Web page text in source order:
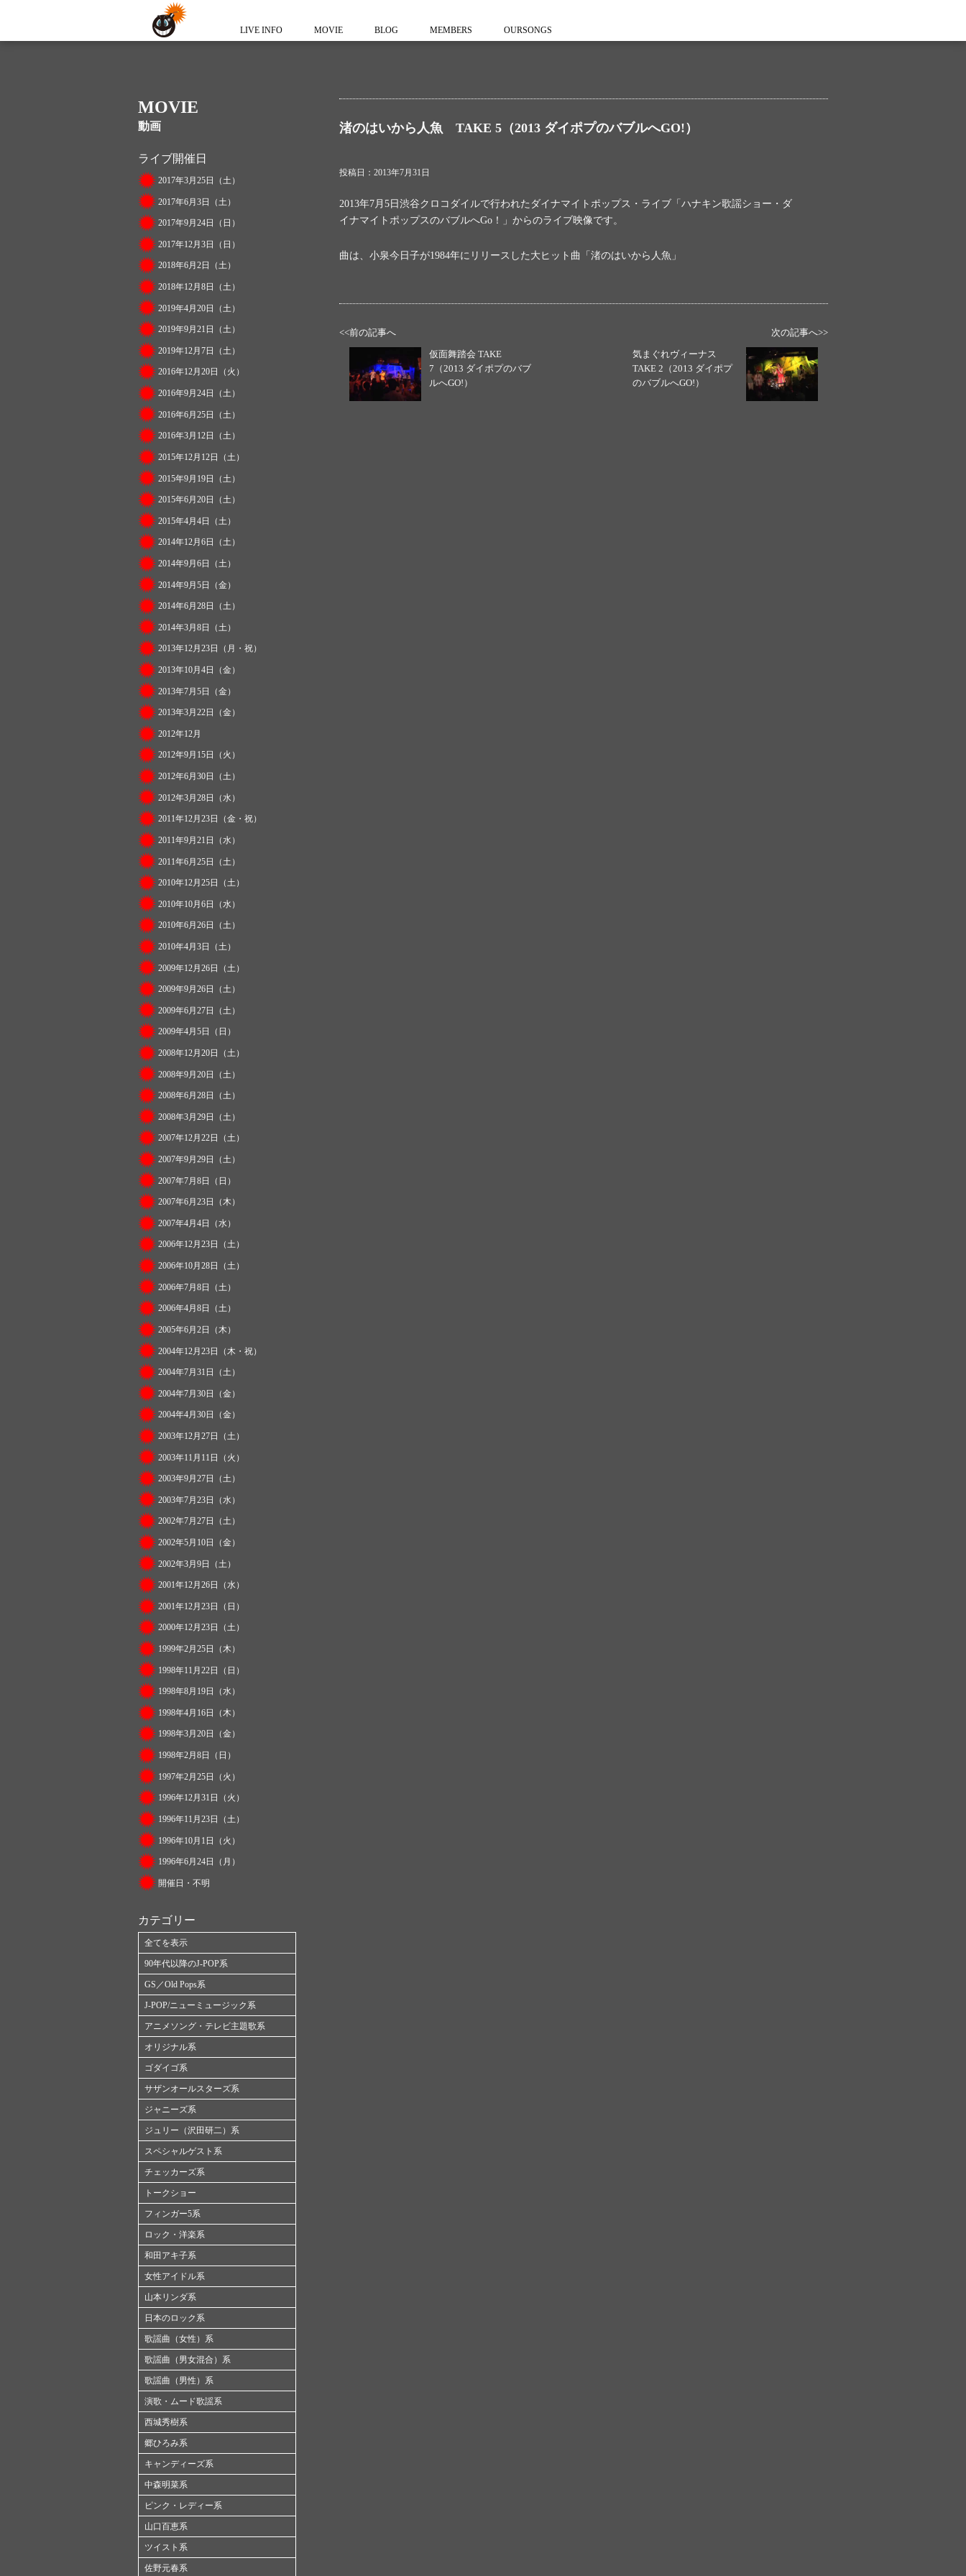
LIVE INFO MOVIE BLOG MEMBERS OURSONGS
MOVIE
動画
ライブ開催日
2017年3月25日（土）
2017年6月3日（土）
2017年9月24日（日）
2017年12月3日（日）
2018年6月2日（土）
2018年12月8日（土）
2019年4月20日（土）
2019年9月21日（土）
2019年12月7日（土）
2016年12月20日（火）
2016年9月24日（土）
2016年6月25日（土）
2016年3月12日（土）
2015年12月12日（土）
2015年9月19日（土）
2015年6月20日（土）
2015年4月4日（土）
2014年12月6日（土）
2014年9月6日（土）
2014年9月5日（金）
2014年6月28日（土）
2014年3月8日（土）
2013年12月23日（月・祝）
2013年10月4日（金）
2013年7月5日（金）
2013年3月22日（金）
2012年12月
2012年9月15日（火）
2012年6月30日（土）
2012年3月28日（水）
2011年12月23日（金・祝）
2011年9月21日（水）
2011年6月25日（土）
2010年12月25日（土）
2010年10月6日（水）
2010年6月26日（土）
2010年4月3日（土）
2009年12月26日（土）
2009年9月26日（土）
2009年6月27日（土）
2009年4月5日（日）
2008年12月20日（土）
2008年9月20日（土）
2008年6月28日（土）
2008年3月29日（土）
2007年12月22日（土）
2007年9月29日（土）
2007年7月8日（日）
2007年6月23日（木）
2007年4月4日（水）
2006年12月23日（土）
2006年10月28日（土）
2006年7月8日（土）
2006年4月8日（土）
2005年6月2日（木）
2004年12月23日（木・祝）
2004年7月31日（土）
2004年7月30日（金）
2004年4月30日（金）
2003年12月27日（土）
2003年11月11日（火）
2003年9月27日（土）
2003年7月23日（水）
2002年7月27日（土）
2002年5月10日（金）
2002年3月9日（土）
2001年12月26日（水）
2001年12月23日（日）
2000年12月23日（土）
1999年2月25日（木）
1998年11月22日（日）
1998年8月19日（水）
1998年4月16日（木）
1998年3月20日（金）
1998年2月8日（日）
1997年2月25日（火）
1996年12月31日（火）
1996年11月23日（土）
1996年10月1日（火）
1996年6月24日（月）
開催日・不明
カテゴリー
全てを表示
90年代以降のJ-POP系
GS／Old Pops系
J-POP/ニューミュージック系
アニメソング・テレビ主題歌系
オリジナル系
ゴダイゴ系
サザンオールスターズ系
ジャニーズ系
ジュリー（沢田研二）系
スペシャルゲスト系
チェッカーズ系
トークショー
フィンガー5系
ロック・洋楽系
和田アキ子系
女性アイドル系
山本リンダ系
日本のロック系
歌謡曲（女性）系
歌謡曲（男女混合）系
歌謡曲（男性）系
演歌・ムード歌謡系
西城秀樹系
郷ひろみ系
キャンディーズ系
中森明菜系
ピンク・レディー系
山口百恵系
ツイスト系
佐野元春系
渚のはいから人魚 TAKE 5（2013 ダイポプのバブルへGO!）
投稿日：2013年7月31日
2013年7月5日渋谷クロコダイルで行われたダイナマイトポップス・ライブ「ハナキン歌謡ショー・ダ
イナマイトポップスのバブルへGo！」からのライブ映像です。
曲は、小泉今日子が1984年にリリースした大ヒット曲「渚のはいから人魚」
<<前の記事へ
仮面舞踏会 TAKE
7（2013 ダイポプのバブ
ルへGO!）
次の記事へ>>
気まぐれヴィーナス
TAKE 2（2013 ダイポプ
のバブルへGO!）